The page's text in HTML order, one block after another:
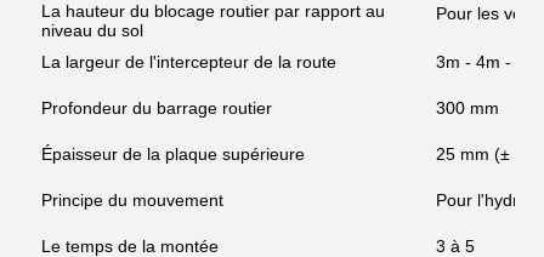
La hauteur du blocage routier par rapport au
niveau du sol
Pour les
La largeur de l'intercepteur de la route 3m - 4m - 5m
Profondeur du barrage routier 300 mm
Épaisseur de la plaque supérieure 25 mm (± 2
Principe du mouvement Pour
Le temps de la montée 3 à 5